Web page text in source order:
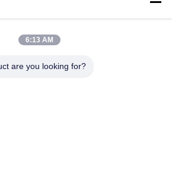
230W System wykrywania widma
system spoofingu dla antydronowych
6:13 AM
are you looking for?